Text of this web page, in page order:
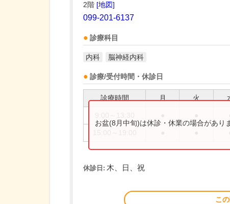
2階 [地図]
099-201-6137
診療科目
内科 脳神経内科
診療/受付時間・休診日
診療時間 月 火
お盆(8月中旬)は休診・休業の場合があり
休診日: 木、日、祝
こ